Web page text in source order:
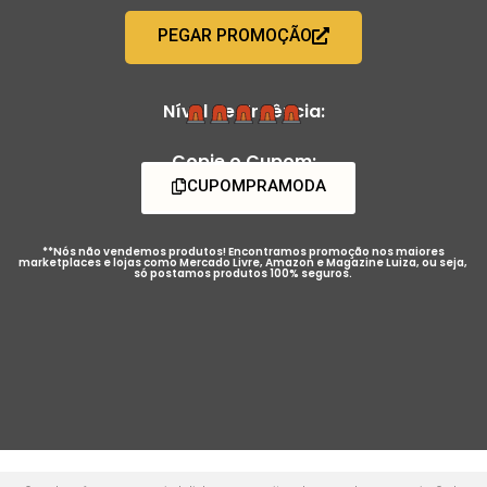
PEGAR PROMOÇÃO
Nível de Urgência:
Copie o Cupom:
CUPOMPRAMODA
**Nós não vendemos produtos! Encontramos promoção nos maiores
marketplaces e lojas como Mercado Livre, Amazon e Magazine Luiza, ou seja,
só postamos produtos 100% seguros.